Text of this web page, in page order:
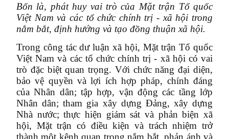
Bốn là, phát huy vai trò của Mặt trận Tổ quốc
Việt Nam và các tổ chức chính trị - xã hội trong
nắm bắt, định hướng và tạo đồng thuận xã hội.
Trong công tác dư luận xã hội, Mặt trận Tổ quốc
Việt Nam và các tổ chức chính trị - xã hội có vai
trò đặc biệt quan trọng. Với chức năng đại diện,
bảo vệ quyền và lợi ích hợp pháp, chính đáng
của Nhân dân; tập hợp, vận động các tầng lớp
Nhân dân; tham gia xây dựng Đảng, xây dựng
Nhà nước; thực hiện giám sát và phản biện xã
hội, Mặt trận có điều kiện và trách nhiệm trở
thành một kênh quan trọng nắm bắt, phản ánh và